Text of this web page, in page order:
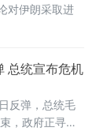
对伊朗采取进
总统宣布危机
反弹，总统毛
，政府正寻求